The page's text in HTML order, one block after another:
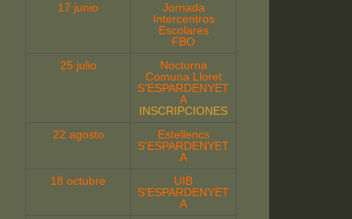
17 junio
Jornada
Intercentros
Escolares
FBO
25 julio
Nocturna
Comuna Lloret
S'ESPARDENYET
A
INSCRIPCIONES
22 agosto
Estellencs
S'ESPARDENYET
A
18 octubre
UIB
S'ESPARDENYET
A